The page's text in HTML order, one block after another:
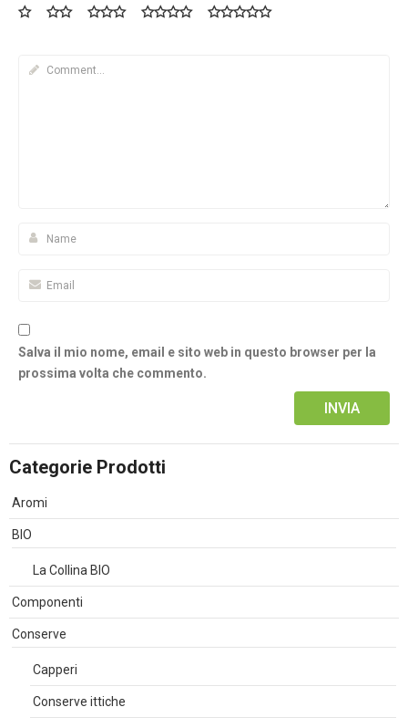
Salva il mio nome, email e sito web in questo browser per la
prossima volta che commento.
Categorie Prodotti
Aromi
BIO
La Collina BIO
Componenti
Conserve
Capperi
Conserve ittiche